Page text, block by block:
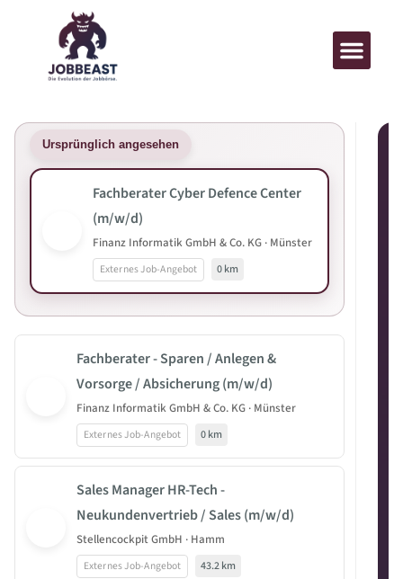
Ursprünglich angesehen
Fachberater Cyber Defence Center
(m/w/d)
Finanz Informatik GmbH & Co. KG · Münster
Externes Job-Angebot 0 km
Fachberater - Sparen / Anlegen &
Vorsorge / Absicherung (m/w/d)
Finanz Informatik GmbH & Co. KG · Münster
Externes Job-Angebot 0 km
Sales Manager HR-Tech -
Neukundenvertrieb / Sales (m/w/d)
Stellencockpit GmbH · Hamm
Externes Job-Angebot 43.2 km